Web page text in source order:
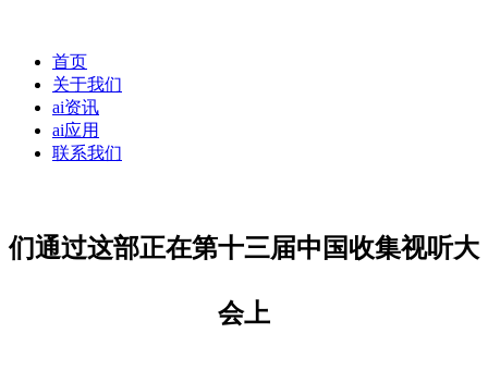
首页
关于我们
ai资讯
ai应用
联系我们
们通过这部正在第十三届中国收集视听大
会上